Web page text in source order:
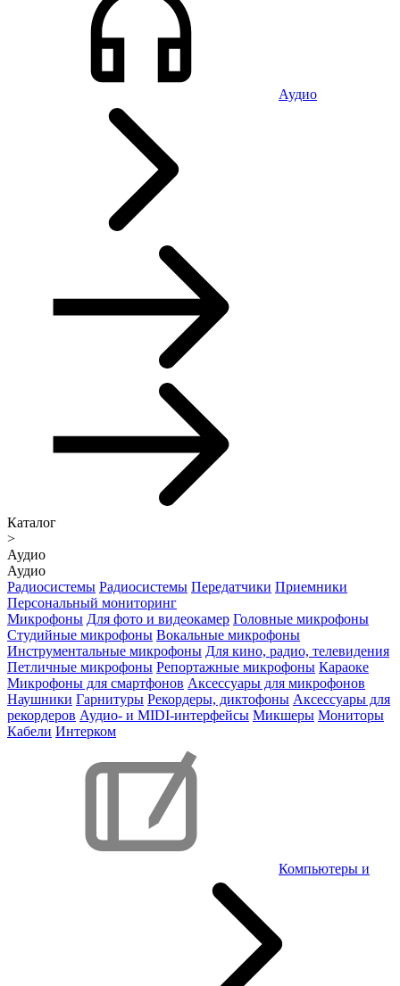
Аудио
Каталог
>
Аудио
Аудио
Радиосистемы Радиосистемы Передатчики Приемники
Персональный мониторинг
Микрофоны Для фото и видеокамер Головные микрофоны
Студийные микрофоны Вокальные микрофоны
Инструментальные микрофоны Для кино, радио, телевидения
Петличные микрофоны Репортажные микрофоны Караоке
Микрофоны для смартфонов Аксессуары для микрофонов
Наушники Гарнитуры Рекордеры, диктофоны Аксессуары для
рекордеров Аудио- и MIDI-интерфейсы Микшеры Мониторы
Кабели Интерком
Компьютеры и